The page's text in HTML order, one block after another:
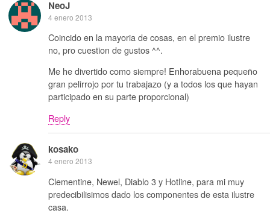
NeoJ
4 enero 2013
Coincido en la mayoria de cosas, en el premio ilustre
no, pro cuestion de gustos ^^.
Me he divertido como siempre! Enhorabuena pequeño
gran pelirrojo por tu trabajazo (y a todos los que hayan
participado en su parte proporcional)
Reply
kosako
4 enero 2013
Clementine, Newel, Diablo 3 y Hotline, para mi muy
predecibilisimos dado los componentes de esta ilustre
casa.